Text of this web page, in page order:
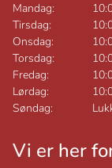
Mandag:
Tirsdag:
Onsdag:
Torsdag:
Fredag:
Lørdag:
Søndag:
Vi er her